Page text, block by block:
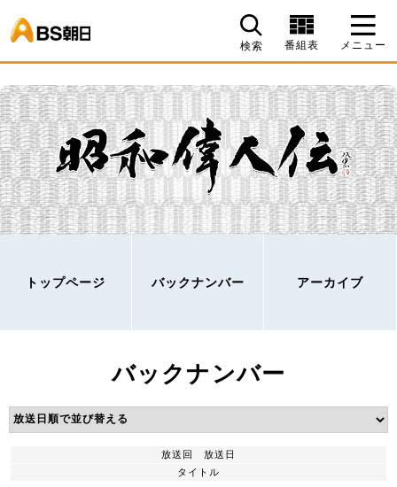
検索 番組表 メニュー
トップページ バックナンバー アーカイブ
バックナンバー
放送回
放送日
タイトル